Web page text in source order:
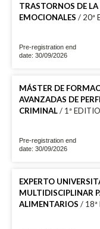
TRASTORNOS DE
EMOCIONALES / 20ª
Pre-registration end
date: 30/09/2026
MÁSTER DE
AVANZADAS DE
CRIMINAL/ 1ª
Pre-registration end
date: 30/09/2026
EXPERTO
MULTIDISCIPLINAR
ALIMENTARIOS / 18ª